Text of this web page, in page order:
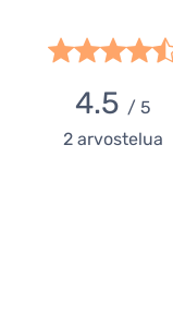
4.5 / 5
2 arvostelua